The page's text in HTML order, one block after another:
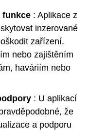
funkce : Aplikace z
inzerované
zařízení.
nebo zajištěním
haváriím nebo
: U aplikací
že
a podporu